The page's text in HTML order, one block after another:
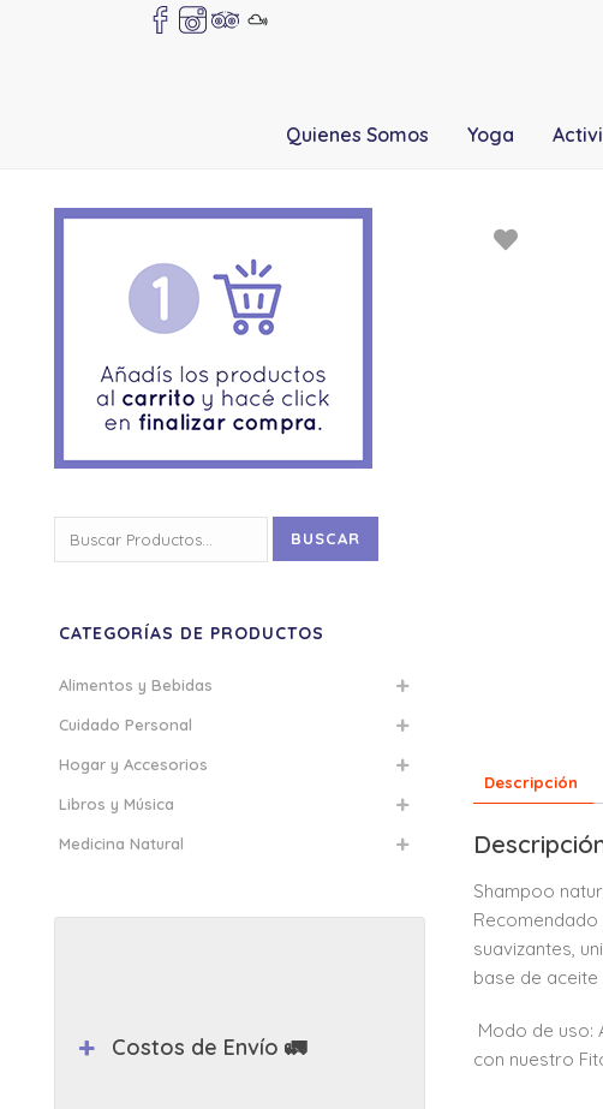
Quienes Somos Yoga
Descripción
Shampoo
suavizantes,
base de
Modo de uso:
con nuestro
por:
BUSCAR
CATEGORÍAS DE PRODUCTOS
Alimentos y Bebidas
Cuidado Personal
Hogar y Accesorios
Libros y Música
Medicina Natural
Costos de Envío 🚛